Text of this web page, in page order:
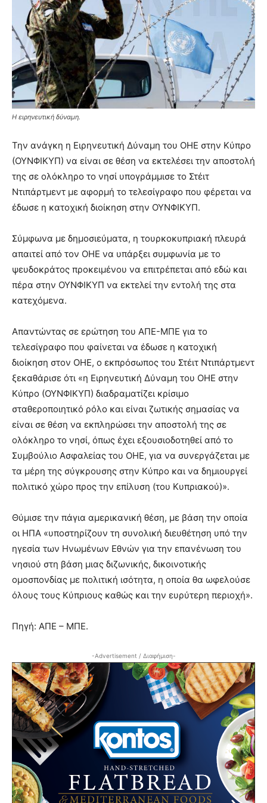
Η ειρηνευτική δύναμη.
Την ανάγκη η Ειρηνευτική Δύναμη του ΟΗΕ στην Κύπρο
(ΟΥΝΦΙΚΥΠ) να είναι σε θέση να εκτελέσει την αποστολή
της σε ολόκληρο το νησί υπογράμμισε το Στέιτ
Ντιπάρτμεντ με αφορμή το τελεσίγραφο που φέρεται να
έδωσε η κατοχική διοίκηση στην ΟΥΝΦΙΚΥΠ.
Σύμφωνα με δημοσιεύματα, η τουρκοκυπριακή πλευρά
απαιτεί από τον ΟΗΕ να υπάρξει συμφωνία με το
ψευδοκράτος προκειμένου να επιτρέπεται από εδώ και
πέρα στην ΟΥΝΦΙΚΥΠ να εκτελεί την εντολή της στα
κατεχόμενα.
Απαντώντας σε ερώτηση του ΑΠΕ-ΜΠΕ για το
τελεσίγραφο που φαίνεται να έδωσε η κατοχική
διοίκηση στον ΟΗΕ, ο εκπρόσωπος του Στέιτ Ντιπάρτμεντ
ξεκαθάρισε ότι «η Ειρηνευτική Δύναμη του ΟΗΕ στην
Κύπρο (ΟΥΝΦΙΚΥΠ) διαδραματίζει κρίσιμο
σταθεροποιητικό ρόλο και είναι ζωτικής σημασίας να
είναι σε θέση να εκπληρώσει την αποστολή της σε
ολόκληρο το νησί, όπως έχει εξουσιοδοτηθεί από το
Συμβούλιο Ασφαλείας του ΟΗΕ, για να συνεργάζεται με
τα μέρη της σύγκρουσης στην Κύπρο και να δημιουργεί
πολιτικό χώρο προς την επίλυση (του Κυπριακού)».
Θύμισε την πάγια αμερικανική θέση, με βάση την οποία
οι ΗΠΑ «υποστηρίζουν τη συνολική διευθέτηση υπό την
ηγεσία των Ηνωμένων Εθνών για την επανένωση του
νησιού στη βάση μιας διζωνικής, δικοινοτικής
ομοσπονδίας με πολιτική ισότητα, η οποία θα ωφελούσε
όλους τους Κύπριους καθώς και την ευρύτερη περιοχή».
Πηγή: ΑΠΕ – ΜΠΕ.
-Advertisement / Διαφήμιση-